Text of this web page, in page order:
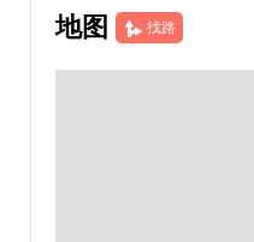
地图 找路